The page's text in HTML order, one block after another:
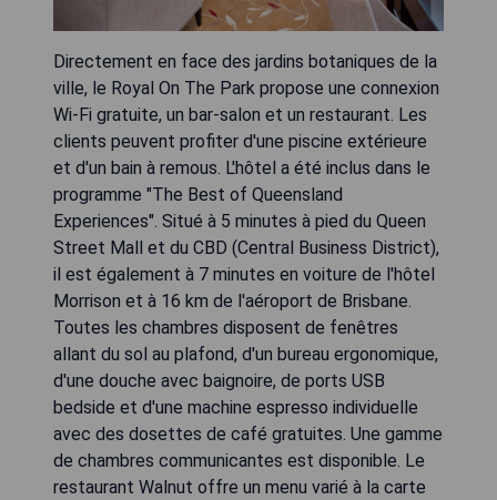
Directement en face des jardins botaniques de la
ville, le Royal On The Park propose une connexion
Wi-Fi gratuite, un bar-salon et un restaurant. Les
clients peuvent profiter d'une piscine extérieure
et d'un bain à remous. L'hôtel a été inclus dans le
programme "The Best of Queensland
Experiences". Situé à 5 minutes à pied du Queen
Street Mall et du CBD (Central Business District),
il est également à 7 minutes en voiture de l'hôtel
Morrison et à 16 km de l'aéroport de Brisbane.
Toutes les chambres disposent de fenêtres
allant du sol au plafond, d'un bureau ergonomique,
d'une douche avec baignoire, de ports USB
bedside et d'une machine espresso individuelle
avec des dosettes de café gratuites. Une gamme
de chambres communicantes est disponible. Le
restaurant Walnut offre un menu varié à la carte